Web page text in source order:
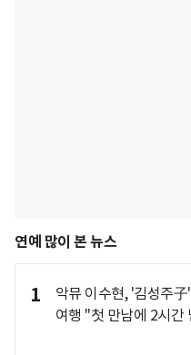
연예 많이 본 뉴스
1
악뮤 이수현, '김성주
여행 "첫 만남에 2시간